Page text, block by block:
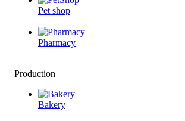
Pet shop
Pharmacy
Production
Bakery